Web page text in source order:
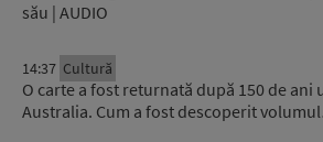
său | AUDIO
14:37 Cultură
O carte a fost returnată după 150 de
Australia. Cum a fost descoperit